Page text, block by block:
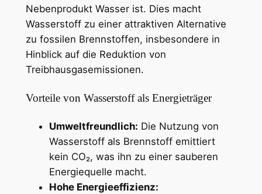
Nebenprodukt Wasser ist. Dies macht
Wasserstoff zu einer attraktiven Alternative
zu fossilen Brennstoffen, insbesondere in
Hinblick auf die Reduktion von
Treibhausgasemissionen.
Vorteile von Wasserstoff als Energieträger
Umweltfreundlich: Die Nutzung von
Wasserstoff als Brennstoff emittiert
kein CO₂, was ihn zu einer sauberen
Energiequelle macht.
Hohe Energieeffizienz: